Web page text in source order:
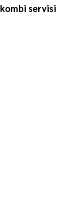
servisi